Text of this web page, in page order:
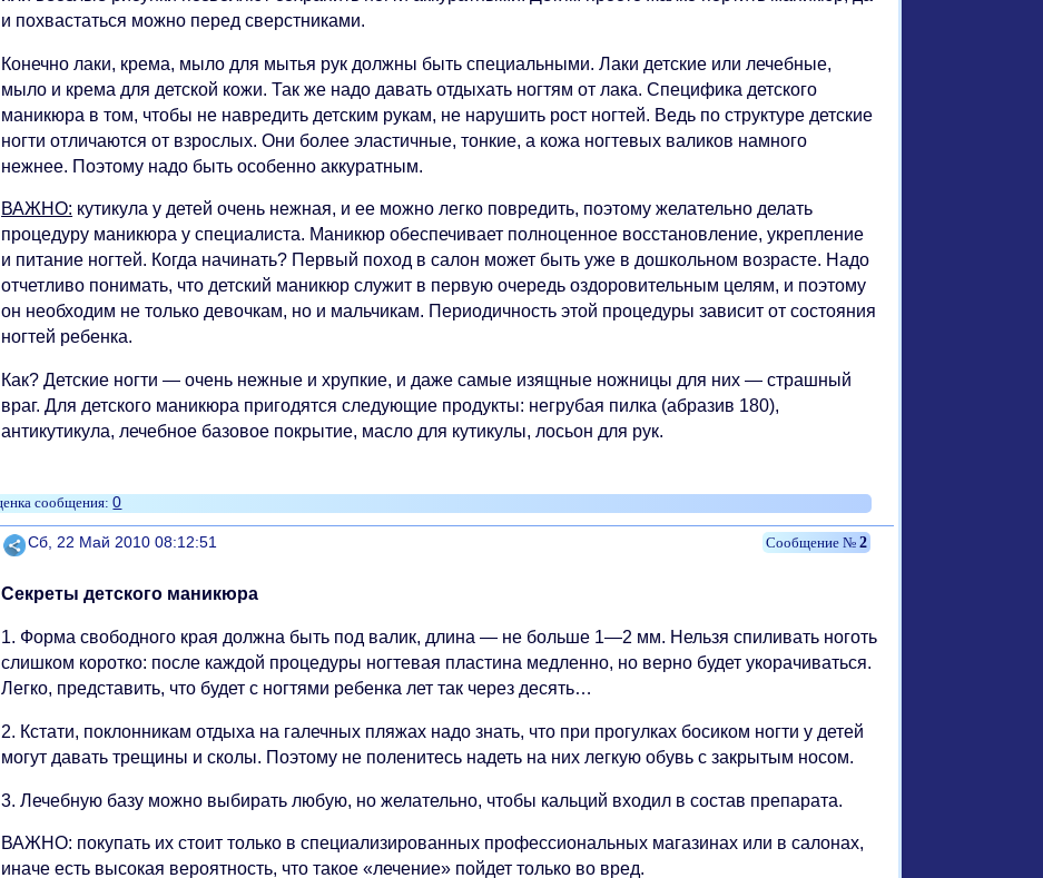
и похвастаться можно перед сверстниками.
Конечно лаки, крема, мыло для мытья рук должны быть специальными. Лаки детские или лечебные,
мыло и крема для детской кожи. Так же надо давать отдыхать ногтям от лака. Специфика детского
маникюра в том, чтобы не навредить детским рукам, не нарушить рост ногтей. Ведь по структуре детские
ногти отличаются от взрослых. Они более эластичные, тонкие, а кожа ногтевых валиков намного
нежнее. Поэтому надо быть особенно аккуратным.
ВАЖНО: кутикула у детей очень нежная, и ее можно легко повредить, поэтому желательно делать
процедуру маникюра у специалиста. Маникюр обеспечивает полноценное восстановление, укрепление
и питание ногтей. Когда начинать? Первый поход в салон может быть уже в дошкольном возрасте. Надо
отчетливо понимать, что детский маникюр служит в первую очередь оздоровительным целям, и поэтому
он необходим не только девочкам, но и мальчикам. Периодичность этой процедуры зависит от состояния
ногтей ребенка.
Как? Детские ногти — очень нежные и хрупкие, и даже самые изящные ножницы для них — страшный
враг. Для детского маникюра пригодятся следующие продукты: негрубая пилка (абразив 180),
антикутикула, лечебное базовое покрытие, масло для кутикулы, лосьон для рук.
0
Поделиться 2
Сб, 22 Май 2010 08:12:51
Секреты детского маникюра
1. Форма свободного края должна быть под валик, длина — не больше 1—2 мм. Нельзя спиливать ноготь
слишком коротко: после каждой процедуры ногтевая пластина медленно, но верно будет укорачиваться.
Легко, представить, что будет с ногтями ребенка лет так через десять…
2. Кстати, поклонникам отдыха на галечных пляжах надо знать, что при прогулках босиком ногти у детей
могут давать трещины и сколы. Поэтому не поленитесь надеть на них легкую обувь с закрытым носом.
3. Лечебную базу можно выбирать любую, но желательно, чтобы кальций входил в состав препарата.
ВАЖНО: покупать их стоит только в специализированных профессиональных магазинах или в салонах,
иначе есть высокая вероятность, что такое «лечение» пойдет только во вред.